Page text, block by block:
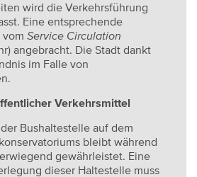
wird die Verkehrsführung
Eine entsprechende
Service Circulation
angebracht. Die Stadt dankt
im Falle von
Verkehrsmittel
Bushaltestelle auf dem
bleibt während
gewährleistet. Eine
dieser Haltestelle muss